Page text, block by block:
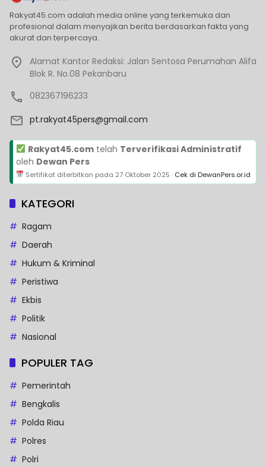
Rakyat45.com adalah media online yang terkemuka dan
profesional dalam menyajikan berita berdasarkan fakta yang
akurat dan terpercaya.
Alamat Kantor Redaksi: Jalan Sentosa Perumahan Alifa
Blok R. No.08 Pekanbaru
082367196233
pt.rakyat45pers@gmail.com
Rakyat45.comtelah Terverifikasi Administratif
oleh Dewan Pers
Sertifikat diterbitkan pada 27 Oktober 2025 · Cek di DewanPers.or.id
KATEGORI
Ragam
Daerah
Hukum & Kriminal
Peristiwa
Ekbis
Politik
Nasional
POPULER TAG
Pemerintah
Bengkalis
Polda Riau
Polres
Polri